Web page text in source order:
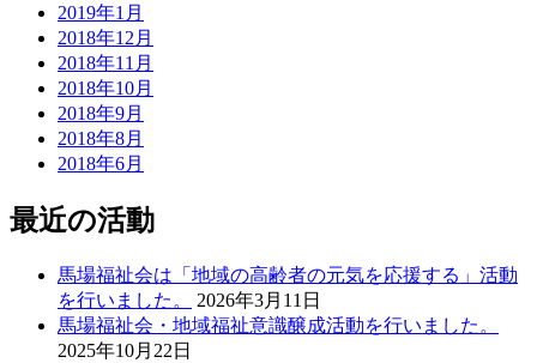
2019年1月
2018年12月
2018年11月
2018年10月
2018年9月
2018年8月
2018年6月
最近の活動
馬場福祉会は「地域の高齢者の元気を応援する」活動
を行いました。
2026年3月11日
馬場福祉会・地域福祉意識醸成活動を行いました。
2025年10月22日